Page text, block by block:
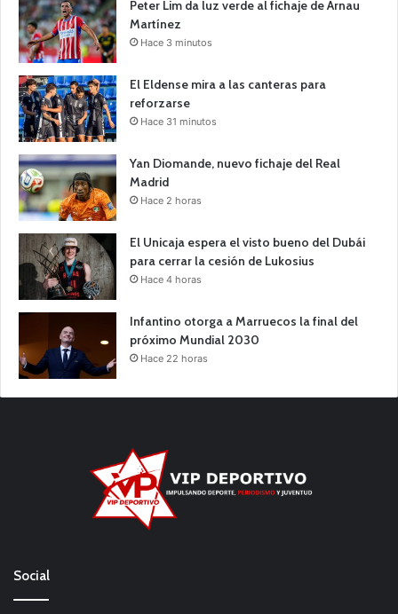
Peter Lim da luz verde al fichaje de Arnau
Martínez
Hace 3 minutos
El Eldense mira a las canteras para
reforzarse
Hace 31 minutos
Yan Diomande, nuevo fichaje del Real
Madrid
Hace 2 horas
El Unicaja espera el visto bueno del Dubái
para cerrar la cesión de Lukosius
Hace 4 horas
Infantino otorga a Marruecos la final del
próximo Mundial 2030
Hace 22 horas
Social